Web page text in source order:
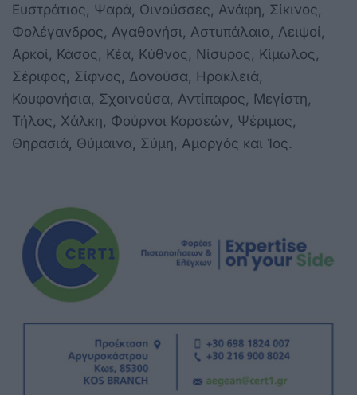
Ευστράτιος, Ψαρά, Οινούσσες, Ανάφη, Σίκινος,
Φολέγανδρος, Αγαθονήσι, Αστυπάλαια, Λειψοί,
Αρκοί, Κάσος, Κέα, Κύθνος, Νίσυρος, Κίμωλος,
Σέριφος, Σίφνος, Δονούσα, Ηρακλειά,
Κουφονήσια, Σχοινούσα, Αντίπαρος, Μεγίστη,
Τήλος, Χάλκη, Φούρνοι Κορσεών, Ψέριμος,
Θηρασιά, Θύμαινα, Σύμη, Αμοργός και Ίος.